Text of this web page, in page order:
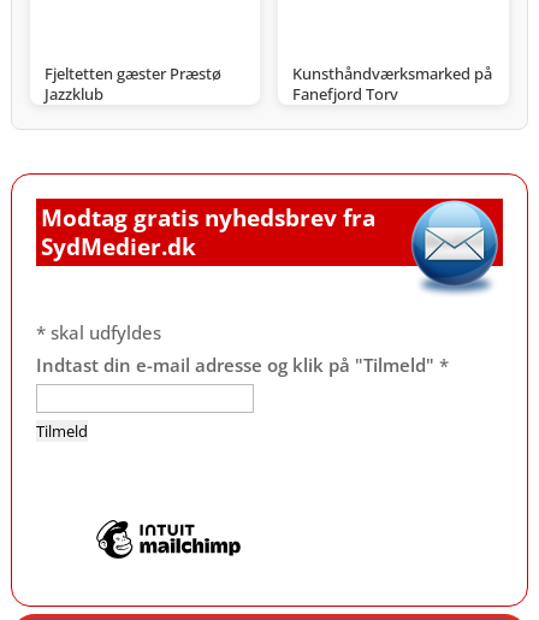
Fjeltetten gæster Præstø
Jazzklub
Kunsthåndværksmarked på
Fanefjord Torv
Modtag gratis nyhedsbrev fra
SydMedier.dk
*skal udfyldes
Indtast din e-mail adresse og klik på "Tilmeld" *